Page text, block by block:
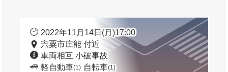
2022年11月14日(月)17:00
宍粟市庄能 付近
車両相互 小破事故
軽自動車(1) 自転車(1)